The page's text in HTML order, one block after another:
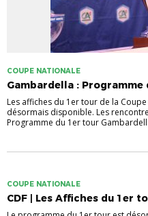
COUPE NATIONALE
Gambardella :
Les affiches du 1er tour de la
désormais disponible. Les
Programme du 1er tour
COUPE NATIONALE
CDF | Les Affiches du 1er